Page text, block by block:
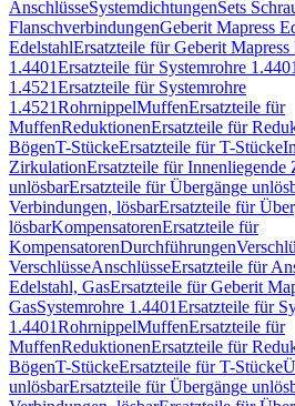
AnschlüsseSystemdichtungenSets
FlanschverbindungenGeberit Mapress
EdelstahlErsatzteile für Geberit Mapress
1.4401Ersatzteile für Systemrohre 1.4401
1.4521Ersatzteile für Systemrohre
1.4521RohrnippelMuffenErsatzteile für
MuffenReduktionenErsatzteile für
BögenT-StückeErsatzteile für T-Stücke
ZirkulationErsatzteile für Innenliegende
unlösbarErsatzteile für Übergänge
Verbindungen, lösbarErsatzteile für
lösbarKompensatorenErsatzteile für
KompensatorenDurchführungen
VerschlüsseAnschlüsseErsatzteile für
Edelstahl, GasErsatzteile für Geberit
GasSystemrohre 1.4401Ersatzteile für
1.4401RohrnippelMuffenErsatzteile für
MuffenReduktionenErsatzteile für
BögenT-StückeErsatzteile für T-Stücke
unlösbarErsatzteile für Übergänge